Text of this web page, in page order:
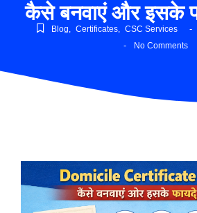
कैसे बनवाएं और इसके
Blog Certificates CSC Services -
- No Comments